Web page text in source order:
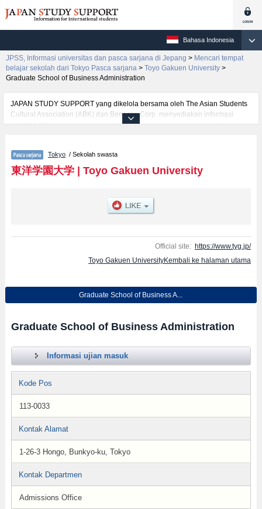
Bahasa Indonesia
JPSS, Informasi universitas dan pasca sarjana di Jepang > Mencari tempat
belajar sekolah dari Tokyo Pasca sarjana > Toyo Gakuen University >
Graduate School of Business Administration
JAPAN STUDY SUPPORT yang dikelola bersama oleh The Asian Students
Cultural Association (ABK) dan Benesse Corp. menyediakan informasi
sekitar 1300 universitas, pascasarjana, universitas yunior, akademi
informasi per jurusan riset seperti %% research %%, serta berbagai
informasi yang berguna bagi mahasiswa(i) mancanegara seperti kuota
untuk jumlah pendaftar dan jumlah kelulusan ujian masuk mahasiswa(i)
jalan, dan lainnya. Silakan memanfaatkannya.
Tokyo / Sekolah swasta
東洋学園大学| Toyo Gakuen University
Official site: https://www.tyg.jp/
Toyo Gakuen UniversityKembali ke halaman utama
Graduate School of Business A...
Graduate School of Business Administration
Informasi ujian masuk
Kode Pos
113-0033
Kontak Alamat
1-26-3 Hongo, Bunkyo-ku, Tokyo
Kontak Departmen
Admissions Office